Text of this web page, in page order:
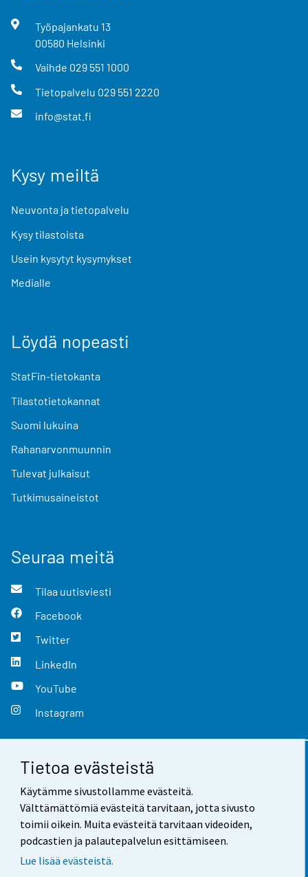
Tietoa evästeistä
Käytämme sivustollamme evästeitä.
Välttämättömiä evästeitä tarvitaan, jotta sivusto
toimii oikein. Muita evästeitä tarvitaan videoiden,
podcastien ja palautepalvelun esittämiseen.
Lue lisää evästeistä.
Työpajankatu 13
00580 Helsinki
Vaihde 029 551 1000
Tietopalvelu 029 551 2220
info@stat.fi
Kysy meiltä
Neuvonta ja tietopalvelu
Kysy tilastoista
Usein kysytyt kysymykset
Medialle
Löydä nopeasti
StatFin-tietokanta
Tilastotietokannat
Suomi lukuina
Rahanarvonmuunnin
Tulevat julkaisut
Tutkimusaineistot
Seuraa meitä
Tilaa uutisviesti
Facebook
Twitter
LinkedIn
YouTube
Instagram
Yhteystiedot
Palaute
Käyttöehdot